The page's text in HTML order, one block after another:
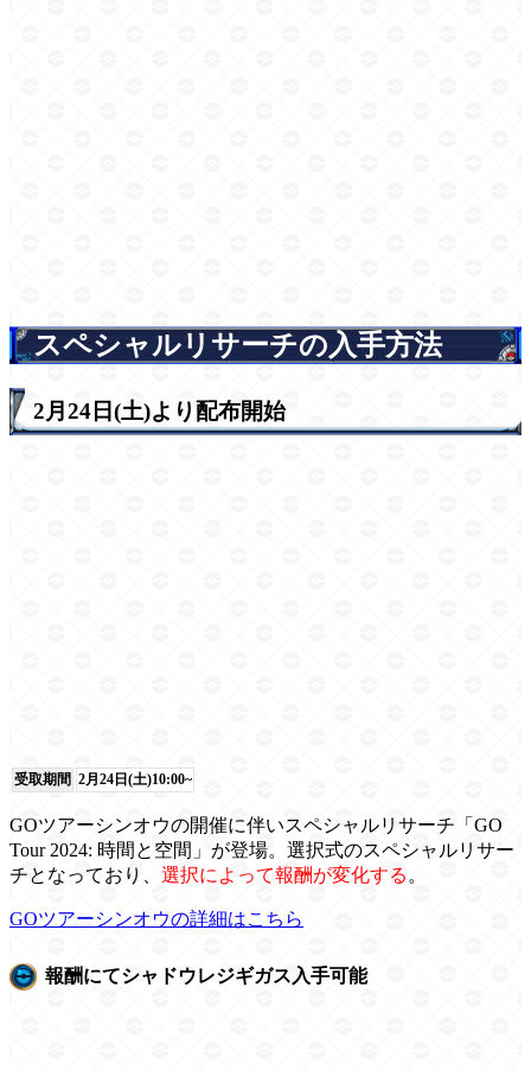
スペシャルリサーチの入手方法
2月24日(土)より配布開始
受取期間 2月24日(土)10:00~
GOツアーシンオウの開催に伴いスペシャルリサーチ「GO
Tour 2024: 時間と空間」が登場。選択式のスペシャルリサー
チとなっており、 選択によって報酬が変化する 。
GOツアーシンオウの詳細はこちら
報酬にてシャドウレジギガス入手可能